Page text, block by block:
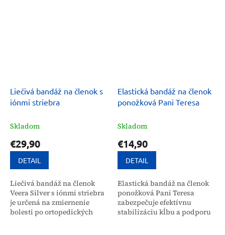
Liečivá bandáž na členok s
iónmi striebra
Skladom
€29,90
DETAIL
Liečivá bandáž na členok
Veera Silver s iónmi striebra
je určená na zmiernenie
bolesti po ortopedických
Elastická bandáž na členok
ponožková Pani Teresa
Skladom
€14,90
DETAIL
Elastická bandáž na členok
ponožková Pani Teresa
zabezpečuje efektívnu
stabilizáciu kĺbu a podporu